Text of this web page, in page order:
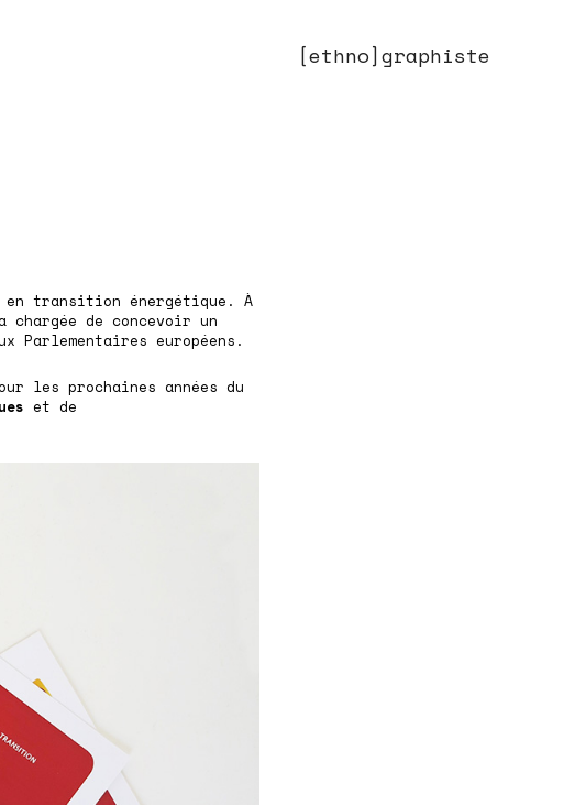
[ethno]graphiste
en transition énergétique. À
de concevoir un
Parlementaires européens.
les prochaines années du
et de